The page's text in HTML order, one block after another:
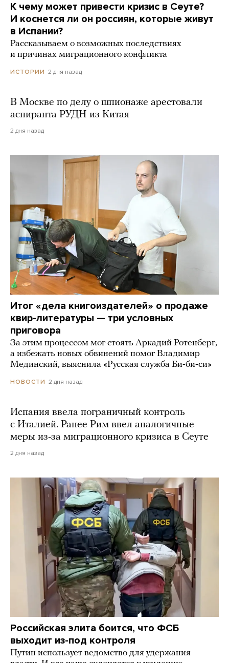
К чему может привести кризис в Сеуте?
И коснется ли он россиян, которые живут
в Испании?
Рассказываем о возможных последствиях
и причинах миграционного конфликта
ИСТОРИИ 2 дня назад
В Москве по делу о шпионаже арестовали
аспиранта РУДН из Китая
2 дня назад
Итог «дела книгоиздателей» о продаже
квир-литературы — три условных
приговора
За этим процессом мог стоять Аркадий Ротенберг,
а избежать новых обвинений помог Владимир
Мединский, выяснила «Русская служба Би-би-си»
НОВОСТИ 2 дня назад
Испания ввела пограничный контроль
с Италией. Ранее Рим ввел аналогичные
меры из-за миграционного кризиса в Сеуте
2 дня назад
Российская элита боится, что ФСБ
выходит из-под контроля
Путин использует ведомство для удержания